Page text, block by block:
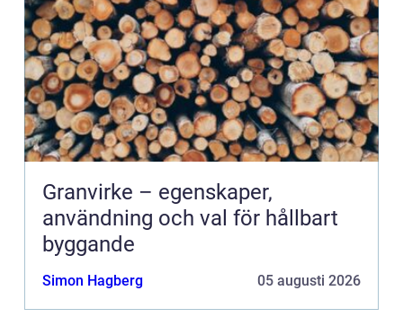
Granvirke – egenskaper,
användning och val för hållbart
byggande
Simon Hagberg 05 augusti 2026